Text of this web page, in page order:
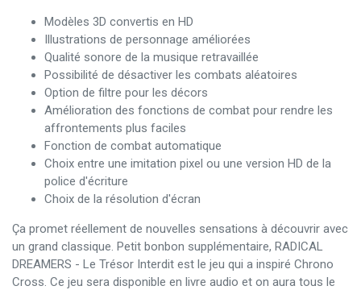
Modèles 3D convertis en HD
Illustrations de personnage améliorées
Qualité sonore de la musique retravaillée
Possibilité de désactiver les combats aléatoires
Option de filtre pour les décors
Amélioration des fonctions de combat pour rendre les
affrontements plus faciles
Fonction de combat automatique
Choix entre une imitation pixel ou une version HD de la
police d'écriture
Choix de la résolution d'écran
Ça promet réellement de nouvelles sensations à découvrir avec
un grand classique. Petit bonbon supplémentaire, RADICAL
DREAMERS - Le Trésor Interdit est le jeu qui a inspiré Chrono
Cross. Ce jeu sera disponible en livre audio et on aura tous le